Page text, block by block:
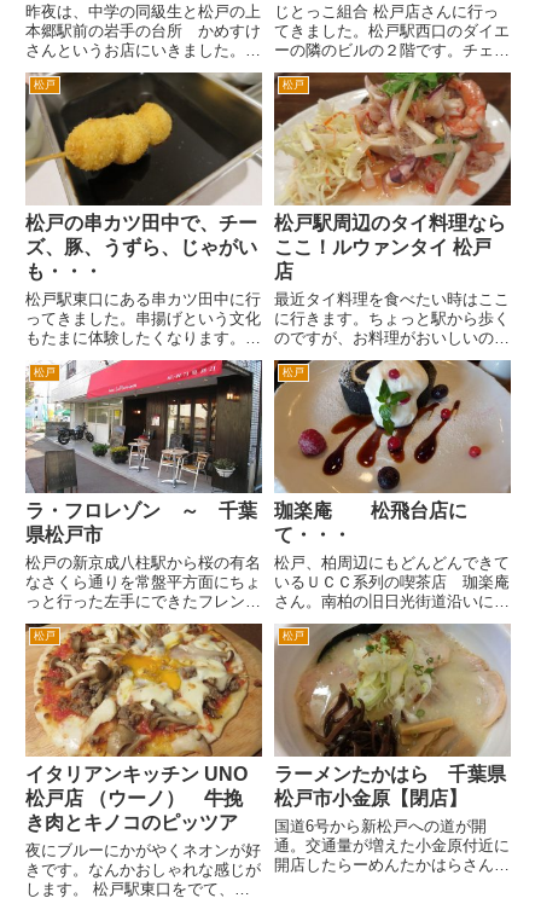
昨夜は、中学の同級生と松戸の上
本郷駅前の岩手の台所 かめすけ
さんというお店にいきました。新
京成上本郷駅前ロータリー右手、
セブンイレブンとサンクスの閒を
入った右手すぐです。 幼稚
園、小学校、中学校の同級生に八
柱の割烹 しの田がいたりしま
す。...
じとっこ組合 松戸店さんに行っ
てきました。松戸駅西口のダイエ
ーの隣のビルの２階です。チェー
ン店なんですが、「松戸唯一の宮
崎地鶏専門店」だそうです。 塚
田農場なんですね。柏駅東口のハ
ウディーモール（イトーヨーカド
ーの前の道）と旧水戸街道水戸
交...
松戸
松戸の串カツ田中で、チー
ズ、豚、うずら、じゃがい
も・・・
松戸駅東口にある串カツ田中に行
ってきました。串揚げという文化
もたまに体験したくなります。お
店のカジュアルな雰囲気もいいで
す。 松戸駅東口を出て、ダブ
ルデッキを地上に降ります。ピア
ザ松戸ビル一階の吉野家の脇を通
ります。突き当たりを左折する
と...
松戸
松戸駅周辺のタイ料理なら
ここ！ルウァンタイ 松戸
店
最近タイ料理を食べたい時はここ
に行きます。ちょっと駅から歩く
のですが、お料理がおいしいのと
お店の人が感じがよいのでついつ
い足が向いてしまいます。 松
戸駅東口を出て、イトーヨーカド
ーの前のとおりを右へ。道なりに
8分ぐらい歩くと突き当たりま
す...
松戸
ラ・フロレゾン ～ 千葉
県松戸市
松戸の新京成八柱駅から桜の有名
なさくら通りを常盤平方面にちょ
っと行った左手にできたフレンチ
のお店。 以前もここは、洋食屋
さんだったのですが、最近こちら
のラ・フロレゾンさんが、オープ
ンしました。真っ赤なテントがす
ごく印象的なお店です。 店内
も...
松戸
珈楽庵 松飛台店に
て・・・
松戸、柏周辺にもどんどんできて
いるＵＣＣ系列の喫茶店 珈楽庵
さん。南柏の旧日光街道沿いにで
きて、松戸の松飛台や新松戸にも
できました。 昔の土蔵をイメー
ジした白くて、屋根の高い和風の
建物です。ちょっと高級な雰囲気
とコーヒー大手のＵＣＣさんら
し...
松戸
イタリアンキッチン UNO
松戸店 （ウーノ） 牛挽
き肉とキノコのピッツア
夜にブルーにかがやくネオンが好
きです。なんかおしゃれな感じが
します。 松戸駅東口をでて、駅
松戸
ラーメンたかはら 千葉県
松戸市小金原【閉店】
国道6号から新松戸への道が開
通。交通量が増えた小金原付近に
開店したらーめんたかはらさんに